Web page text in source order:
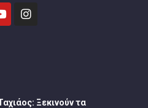
Ξεκινούν τα